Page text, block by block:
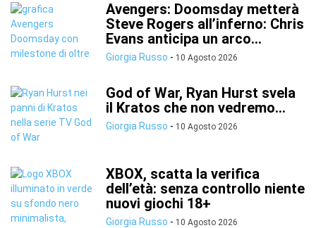
Avengers: Doomsday metterà
Steve Rogers all’inferno: Chris
Evans anticipa un arco...
Giorgia Russo - 10 Agosto 2026
God of War, Ryan Hurst svela
il Kratos che non vedremo...
Giorgia Russo - 10 Agosto 2026
XBOX, scatta la verifica
dell’età: senza controllo niente
nuovi giochi 18+
Giorgia Russo - 10 Agosto 2026